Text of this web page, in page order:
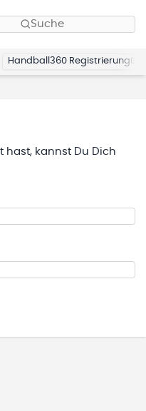
Suche
Handball360 Registrierung
hast, kannst Du Dich